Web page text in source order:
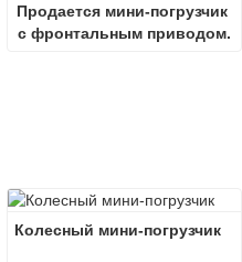
Продается мини-погрузчик
с фронтальным приводом.
Колесный мини-погрузчик